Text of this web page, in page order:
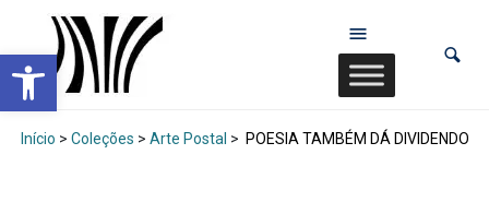
Abrir a barra de ferramentas
Início > Coleções > Arte Postal > POESIA TAMBÉM DÁ DIVIDENDOS!!